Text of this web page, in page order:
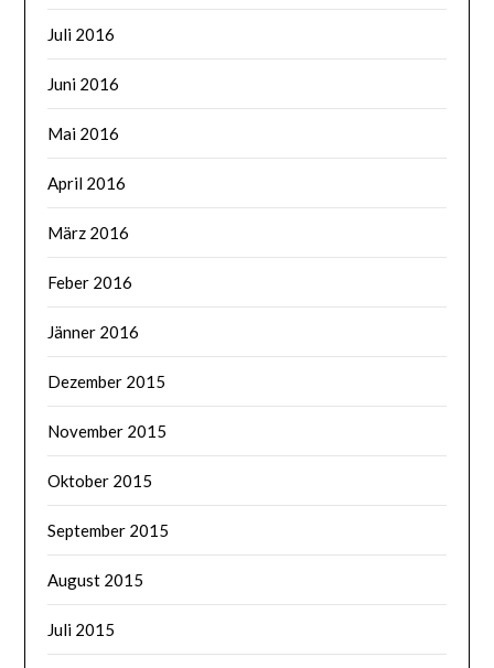
Juli 2016
Juni 2016
Mai 2016
April 2016
März 2016
Feber 2016
Jänner 2016
Dezember 2015
November 2015
Oktober 2015
September 2015
August 2015
Juli 2015